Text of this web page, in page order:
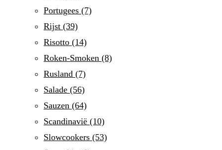
Portugees (7)
Rijst (39)
Risotto (14)
Roken-Smoken (8)
Rusland (7)
Salade (56)
Sauzen (64)
Scandinavië (10)
Slowcookers (53)